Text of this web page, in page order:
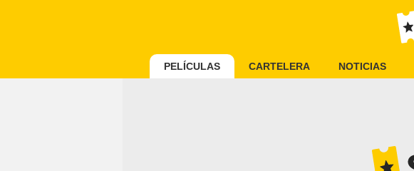
PELÍCULAS CARTELERA NOTICIAS